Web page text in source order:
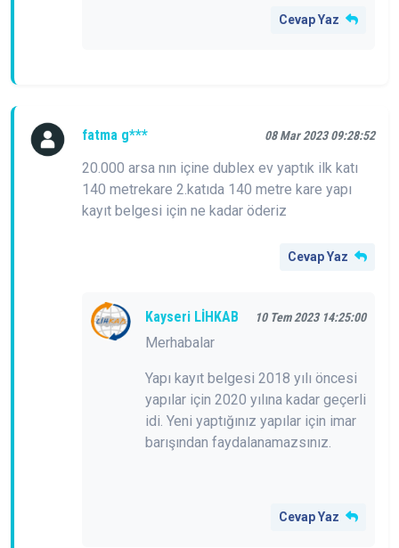
Cevap Yaz
fatma g*** 08 Mar 2023 09:28:52
20.000 arsa nın içine dublex ev yaptık ilk katı
140 metrekare 2.katıda 140 metre kare yapı
kayıt belgesi için ne kadar öderiz
Cevap Yaz
Kayseri LİHKAB 10 Tem 2023 14:25:00
Merhabalar
Yapı kayıt belgesi 2018 yılı öncesi
yapılar için 2020 yılına kadar geçerli
idi. Yeni yaptığınız yapılar için imar
barışından faydalanamazsınız.
Cevap Yaz